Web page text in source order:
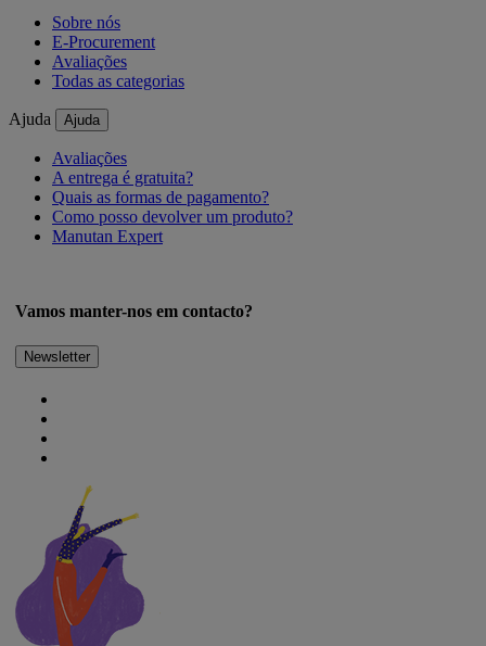
Sobre nós
E-Procurement
Avaliações
Todas as categorias
Ajuda Ajuda
Avaliações
A entrega é gratuita?
Quais as formas de pagamento?
Como posso devolver um produto?
Manutan Expert
Vamos manter-nos em contacto?
Newsletter